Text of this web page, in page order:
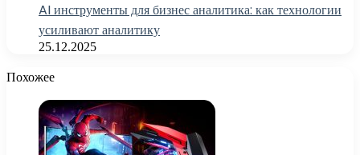
AI инструменты для бизнес аналитика: как технологии
усиливают аналитику
25.12.2025
Похожее